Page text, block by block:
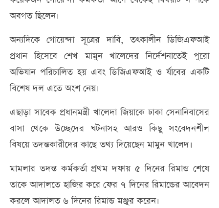
অবগত ছিলেন।
অন্যদিকে গোয়েন্দা সূত্রের দাবি, তৎকালীন ডিজিএফআই
প্রধান হিসেবে শেখ মামুন খালেদের নির্দেশনাতেই পুরো
অভিযান পরিচালিত হয় এবং ডিজিএফআই ও র্যাবের একটি
বিশেষ দল এতে অংশ নেয়।
এছাড়া সাবেক প্রধানমন্ত্রী খালেদা জিয়াকে ঢাকা সেনানিবাসের
বাসা থেকে উচ্ছেদের ঘটনাসহ আরও কিছু সংবেদনশীল
বিষয়ে তদন্তকারীদের কাছে তথ্য দিয়েছেন মামুন খালেদ।
মামলার তদন্ত কর্মকর্তা প্রথম দফায় ৫ দিনের রিমান্ড শেষে
তাকে আদালতে হাজির করে ফের ৭ দিনের রিমান্ডের আবেদন
করলে আদালত ৬ দিনের রিমান্ড মঞ্জুর করেন।